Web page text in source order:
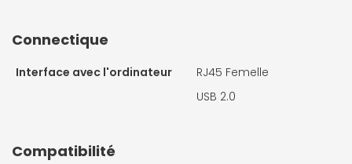
Connectique
Interface avec l'ordinateur
RJ45 Femelle
USB 2.0
Compatibilité